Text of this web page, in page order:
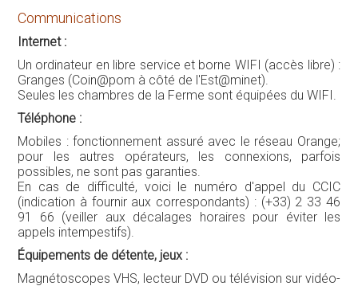
Communications
Internet :
Un ordinateur en libre service et borne WIFI (accès libre) :
Granges (Coin@pom à côté de l'Est@minet).
Seules les chambres de la Ferme sont équipées du WIFI.
Téléphone :
Mobiles : fonctionnement assuré avec le réseau Orange;
pour les autres opérateurs, les connexions, parfois
possibles, ne sont pas garanties.
En cas de difficulté, voici le numéro d'appel du CCIC
(indication à fournir aux correspondants) : (+33) 2 33 46
91 66 (veiller aux décalages horaires pour éviter les
appels intempestifs).
Équipements de détente, jeux :
Magnétoscopes VHS, lecteur DVD ou télévision sur vidéo-